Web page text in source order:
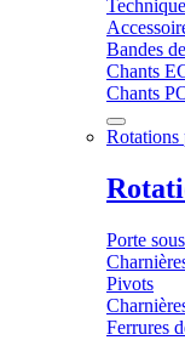
Bandes
Chants
Chants
Rotations
Porte
Pivots
Ferrures